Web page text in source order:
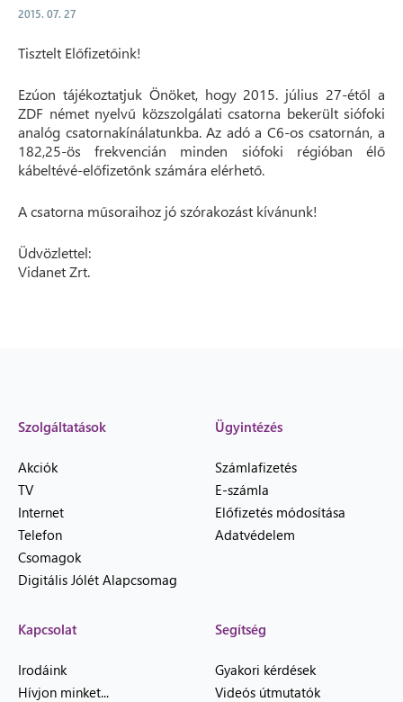
2015. 07. 27
Tisztelt Előfizetőink!
Ezúon tájékoztatjuk Önöket, hogy 2015. július 27-étől a
ZDF német nyelvű közszolgálati csatorna bekerült siófoki
analóg csatornakínálatunkba. Az adó a C6-os csatornán, a
182,25-ös frekvencián minden siófoki régióban élő
kábeltévé-előfizetőnk számára elérhető.
A csatorna műsoraihoz jó szórakozást kívánunk!
Üdvözlettel:
Vidanet Zrt.
Szolgáltatások
Akciók
TV
Internet
Telefon
Csomagok
Digitális Jólét Alapcsomag
Ügyintézés
Számlafizetés
E-számla
Előfizetés módosítása
Adatvédelem
Kapcsolat
Irodáink
Hívjon minket...
Segítség
Gyakori kérdések
Videós útmutatók